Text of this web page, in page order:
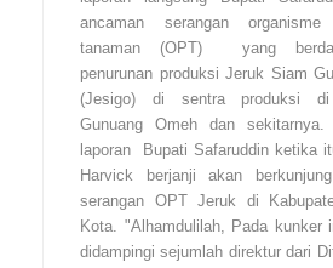
ancaman serangan organisme
tanaman (OPT) yang
penurunan produksi Jeruk Siam
(Jesigo) di sentra produksi di
Gunuang Omeh dan sekitarnya.
laporan Bupati Safaruddin ketika
Harvick berjanji akan
serangan OPT Jeruk di
Kota. "Alhamdulilah, Pada kunker
didampingi sejumlah direktur dari